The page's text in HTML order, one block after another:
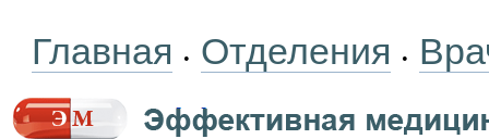
Главная • Отделения •